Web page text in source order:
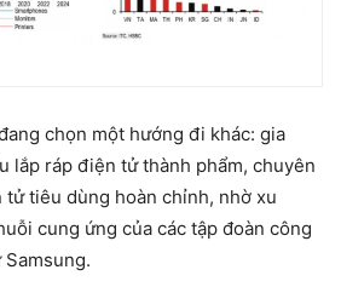
chọn một hướng đi khác: gia
lắp ráp điện tử thành phẩm, chuyên
tử tiêu dùng hoàn chỉnh, nhờ xu
cung ứng của các tập đoàn công